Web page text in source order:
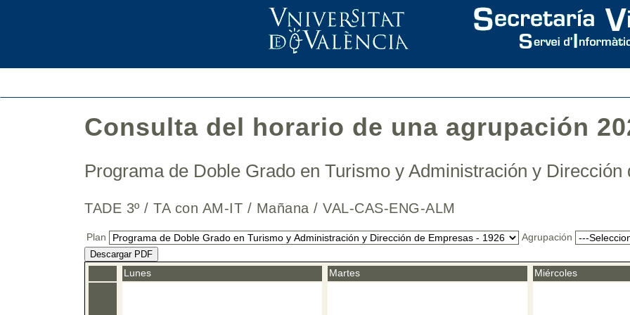
Consulta del horario de una agrupación
Programa de Doble Grado en Turismo y Administración y
TADE 3º / TA con AM-IT / Mañana / VAL-CAS-ENG-ALM
Plan Agrupación
Descargar PDF
Lunes Martes Miércoles